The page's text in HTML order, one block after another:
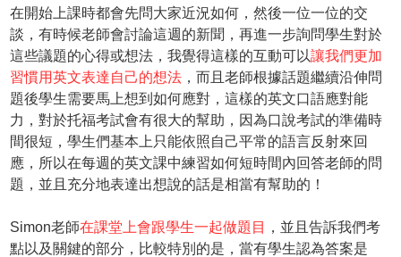
在開始上課時都會先問大家近況如何，然後一位一位的交
談，有時候老師會討論這週的新聞，再進一步詢問學生對於
這些議題的心得或想法，我覺得這樣的互動可以讓我們更加
習慣用英文表達自己的想法 ，而且老師根據話題繼續沿伸問
題後學生需要馬上想到如何應對，這樣的英文口語應對能
力，對於托福考試會有很大的幫助，因為口說考試的準備時
間很短，學生們基本上只能依照自己平常的語言反射來回
應，所以在每週的英文課中練習如何短時間內回答老師的問
題，並且充分地表達出想說的話是相當有幫助的！
Simon老師在課堂上會跟學生一起做題目
，並且告訴我們考
點以及關鍵的部分，比較特別的是，當有學生認為答案是